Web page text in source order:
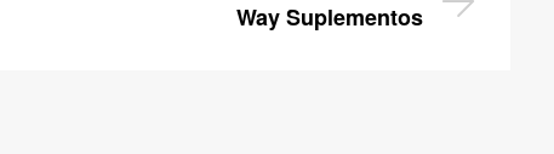
Way Suplementos